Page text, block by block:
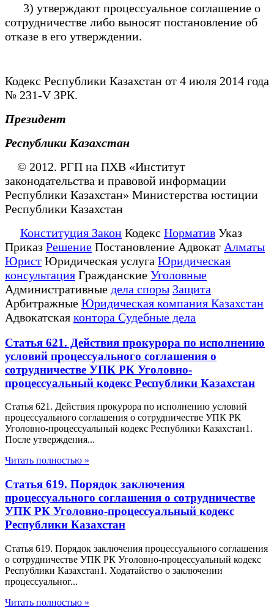
3) утверждают процессуальное соглашение о
сотрудничестве либо выносят постановление об
отказе в его утверждении.
Кодекс Республики Казахстан от 4 июля 2014 года
№ 231-V ЗРК.
Президент
Республики Казахстан
© 2012. РГП на ПХВ «Институт
законодательства и правовой информации
Республики Казахстан» Министерства юстиции
Республики Казахстан
Конституция Закон Кодекс Норматив Указ
Приказ Решение Постановление Адвокат Алматы
Юрист Юридическая услуга Юридическая
консультация Гражданские Уголовные
Административные дела споры Защита
Арбитражные Юридическая компания Казахстан
Адвокатская контора Судебные дела
Статья 621. Действия прокурора по исполнению
условий процессуального соглашения о
сотрудничестве УПК РК Уголовно-
процессуальный кодекс Республики Казахстан
Статья 621. Действия прокурора по исполнению условий
процессуального соглашения о сотрудничестве УПК РК
Уголовно-процессуальный кодекс Республики Казахстан1.
После утверждения...
Читать полностью »
Статья 619. Порядок заключения
процессуального соглашения о сотрудничестве
УПК РК Уголовно-процессуальный кодекс
Республики Казахстан
Статья 619. Порядок заключения процессуального соглашения
о сотрудничестве УПК РК Уголовно-процессуальный кодекс
Республики Казахстан1. Ходатайство о заключении
процессуальног...
Читать полностью »